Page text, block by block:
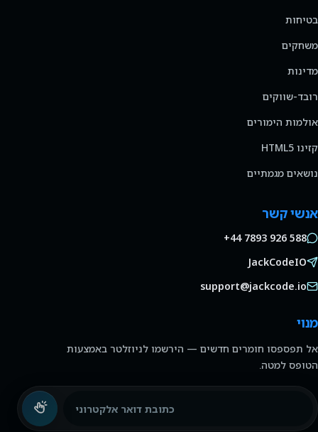
בטיחות
משחקים
מדינות
רובד-שווקים
אולמות הימורים
קזינו HTML5
נושאים מגמתיים
אנשי קשר
+44 7893 926 588
JackCodeIO
support@jackcode.io
מנוי
אל תפספסו חומרים חדשים — הירשמו לניוזלטר באמצעות
הטופס למטה.